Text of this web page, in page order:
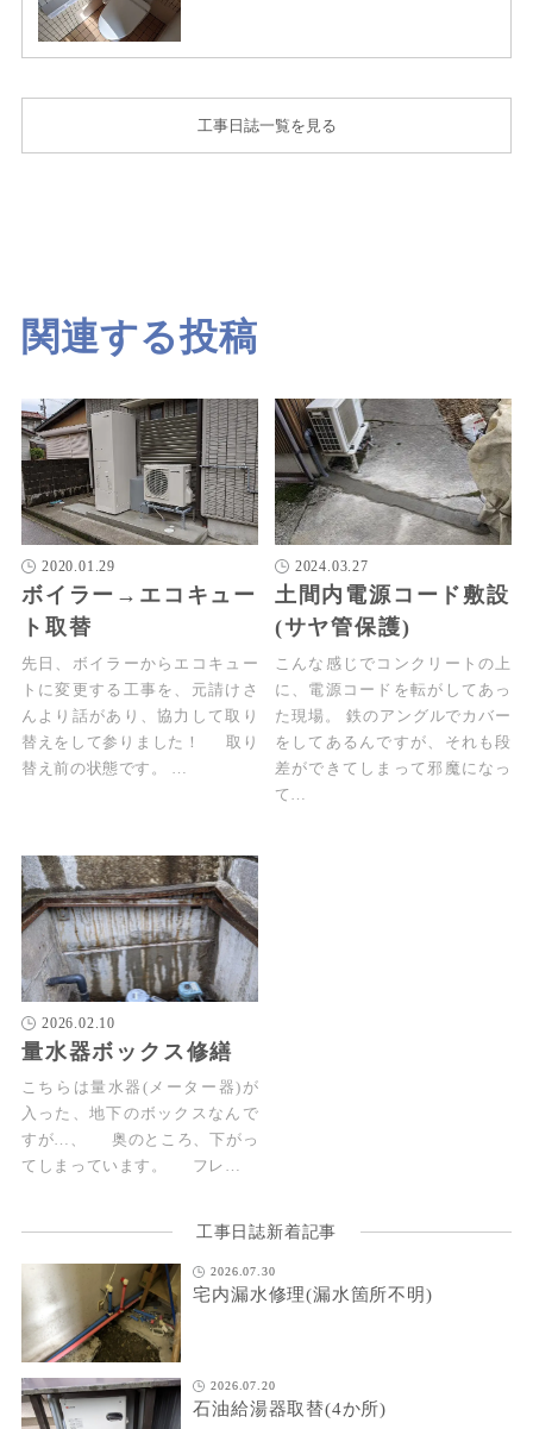
工事日誌一覧を見る
関連する投稿
2020.01.29
ボイラー→エコキュー
ト取替
先日、ボイラーからエコキュー
トに変更する工事を、元請けさ
んより話があり、協力して取り
替えをして参りました！ 取り
替え前の状態です。 …
2024.03.27
土間内電源コード敷設
(サヤ管保護)
こんな感じでコンクリートの上
に、電源コードを転がしてあっ
た現場。 鉄のアングルでカバー
をしてあるんですが、それも段
差ができてしまって邪魔になっ
て…
2026.02.10
量水器ボックス修繕
こちらは量水器(メーター器)が
入った、地下のボックスなんで
すが…、 奥のところ、下がっ
てしまっています。 フレ…
工事日誌新着記事
2026.07.30
宅内漏水修理(漏水箇所不明)
2026.07.20
石油給湯器取替(4か所)